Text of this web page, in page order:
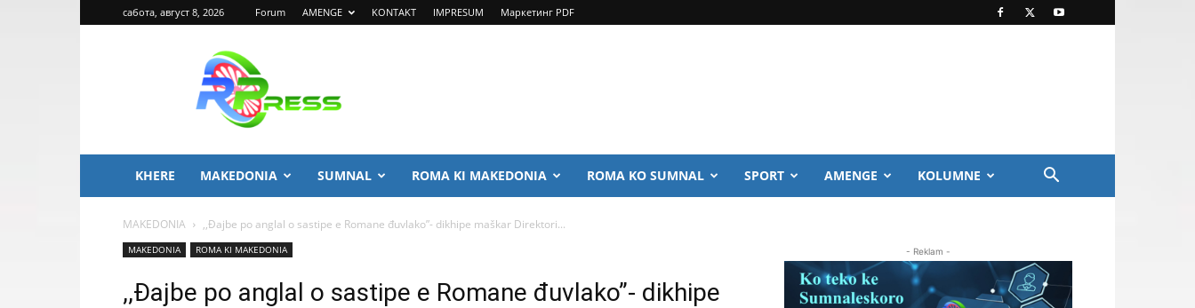
сабота, август 8, 2026 Forum AMENGE KONTAKT IMPRESUM Маркетинг PDF
PRESS
KHERE MAKEDONIA SUMNAL ROMA KI MAKEDONIA ROMA KO SUMNAL SPORT AMENGE KOLUMNE
MAKEDONIA ,,Đajbe po anglal o sastipe e Romane đuvlako”- dikhipe maškar Direktori...
MAKEDONIA ROMA KI MAKEDONIA
,,Đajbe po anglal o sastipe e Romane đuvlako”- dikhipe
- Reklam -